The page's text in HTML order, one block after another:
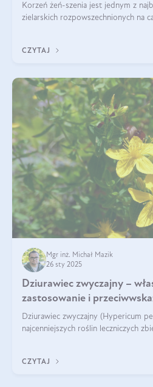
Korzeń żeń-szenia jest jednym z
zielarskich rozpowszechnionych na
CZYTAJ
Mgr inż. Michał Mazik
26 sty 2025
Dziurawiec zwyczajny –
zastosowanie i
Dziurawiec zwyczajny (Hypericum
najcenniejszych roślin leczniczych
CZYTAJ